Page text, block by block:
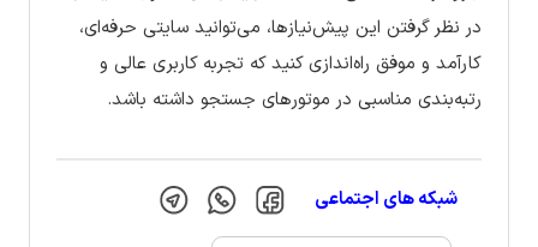
در نظر گرفتن این پیش‌نیازها، می‌توانید سایتی حرفه‌ای،
کارآمد و موفق راه‌اندازی کنید که تجربه کاربری عالی و
رتبه‌بندی مناسبی در موتورهای جستجو داشته باشد.
شبکه های اجتماعی